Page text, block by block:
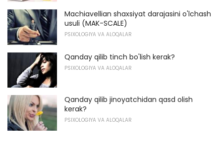
Machiavellian shaxsiyat darajasini o'lchash
usuli (MAK-SCALE)
PSIXOLOGIYA VA ALOQALAR
Qanday qilib tinch bo'lish kerak?
PSIXOLOGIYA VA ALOQALAR
Qanday qilib jinoyatchidan qasd olish
kerak?
PSIXOLOGIYA VA ALOQALAR